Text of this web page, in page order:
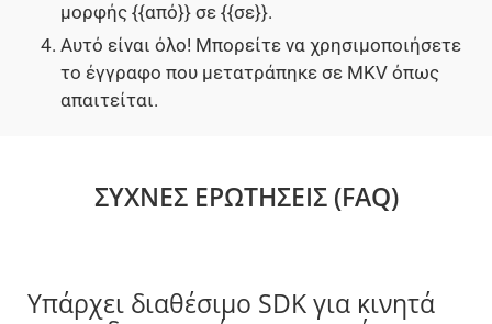
μορφής {{από}} σε {{σε}}.
Αυτό είναι όλο! Μπορείτε να χρησιμοποιήσετε
το έγγραφο που μετατράπηκε σε MKV όπως
απαιτείται.
ΣΥΧΝΈΣ ΕΡΩΤΉΣΕΙΣ (FAQ)
Υπάρχει διαθέσιμο SDK για κινητά